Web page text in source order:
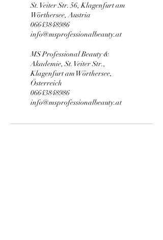
St. Veiter Str. 56, Klagenfurt am
Wörthersee, Austria
06643848986
info@msprofessionalbeauty.at
MS Professional Beauty &
Akademie, St. Veiter Str.,
Klagenfurt am Wörthersee,
Österreich
06643848986
info@msprofessionalbeauty.at